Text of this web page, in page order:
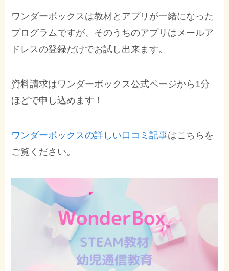
ワンダーボックスは教材とアプリが一緒になった
プログラムですが、そのうちのアプリはメールア
ドレスの登録だけでお試し出来ます。
資料請求はワンダーボックス公式ページから1分
ほどで申し込めます！
ワンダーボックスの詳しい口コミ記事はこちらを
ご覧ください。